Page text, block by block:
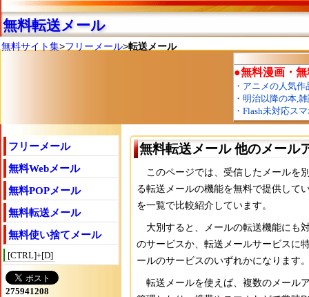
無料転送メール
無料サイト集>フリーメール>転送メール
フリーメール
無料Webメール
無料POPメール
無料転送メール
無料使い捨てメール
[CTRL]+[D]
無料転送メール 他のメール
このページでは、受信したメールを
る転送メールの機能を無料で提供して
を一覧で比較紹介しています。
大別すると、メールの転送機能にも
のサービスか、転送メールサービスに
ールのサービスのいずれかになります
転送メールを使えば、複数のメール